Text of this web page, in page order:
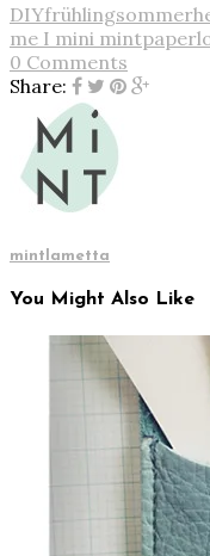
DIY
me I mini mint
0 Comments
Share:
mintlametta
You Might Also Like